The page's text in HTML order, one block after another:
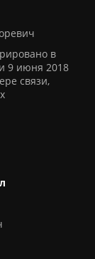
в
9 июня 2018
связи,